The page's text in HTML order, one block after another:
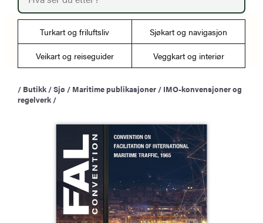
o
d
t
r
c
Turkart og friluftsliv Sjøkart og navigasjon
Veikart og reiseguider Veggkart og interiør
/ Butikk /Sjø / Maritime publikasjoner / IMO-konvensjoner og
regelverk /